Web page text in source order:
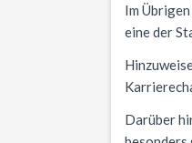
Im
eine der
Darüber